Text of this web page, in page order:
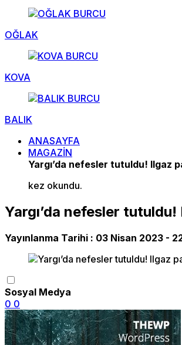
OĞLAK
KOVA
BALIK
ANASAYFA
MAGAZİN
Yargı’da nefesler tutuldu! Ilgaz
kez okundu.
Yargı’da nefesler
Yayınlanma Tarihi : 03 Nisan 2023 -
Sosyal Medya
0 0